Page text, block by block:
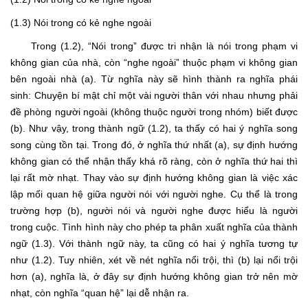
(1.3) Nói trong có kẻ nghe ngoài
Trong (1.2), “Nói trong” được tri nhận là nói trong phạm vi
không gian của nhà, còn “nghe ngoài” thuộc phạm vi không gian
bên ngoài nhà (a). Từ nghĩa này sẽ hình thành ra nghĩa phái
sinh: Chuyện bí mật chỉ một vài người thân với nhau nhưng phải
đề phòng người ngoài (không thuộc người trong nhóm) biết được
(b). Như vậy, trong thành ngữ (1.2), ta thấy có hai ý nghĩa song
song cùng tồn tại. Trong đó, ở nghĩa thứ nhất (a), sự định hướng
không gian có thể nhận thấy khá rõ ràng, còn ở nghĩa thứ hai thì
lại rất mờ nhạt. Thay vào sự định hướng không gian là việc xác
lập mối quan hệ giữa người nói với người nghe. Cụ thể là trong
trường hợp (b), người nói và người nghe được hiểu là người
trong cuộc. Tình hình này cho phép ta phân xuất nghĩa của thành
ngữ (1.3). Với thành ngữ này, ta cũng có hai ý nghĩa tương tự
như (1.2). Tuy nhiên, xét về nét nghĩa nổi trội, thì (b) lại nổi trội
hơn (a), nghĩa là, ở đây sự định hướng không gian trở nên mờ
nhạt, còn nghĩa “quan hệ” lại dễ nhận ra.